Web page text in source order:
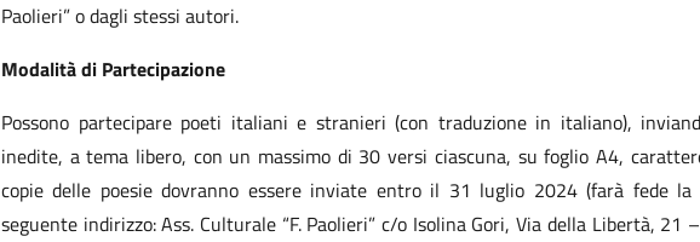
Paolieri” o dagli stessi autori.
Modalità di Partecipazione
Possono partecipare poeti italiani e stranieri (con traduzione in italiano),
inedite, a tema libero, con un massimo di 30 versi ciascuna, su foglio A4,
copie delle poesie dovranno essere inviate entro il 31 luglio 2024 (farà fede
seguente indirizzo: Ass. Culturale “F. Paolieri” c/o Isolina Gori, Via della Libertà, 21